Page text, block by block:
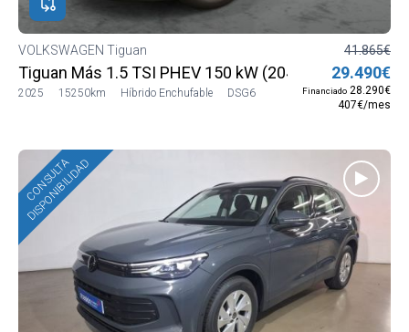
VOLKSWAGEN Tiguan
Tiguan Más 1.5 TSI PHEV 150 kW (204 CV) DSG6
2025 15250km Híbrido Enchufable DSG6
41.865€
29.490€
Financiado 28.290€
407€/mes
CONSULTA
DISPONIBILIDAD